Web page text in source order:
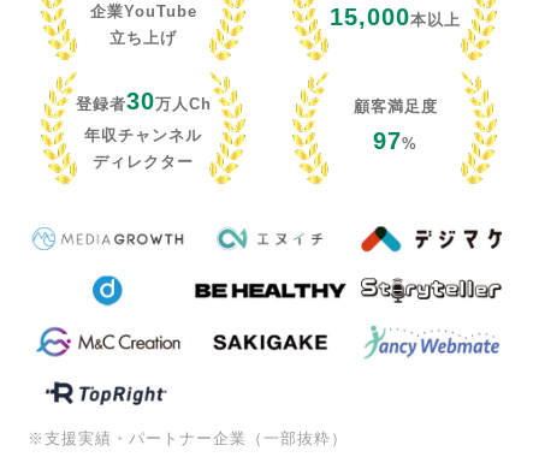
企業YouTube
立ち上げ
15,000本以上
登録者30万人Ch
年収チャンネル
ディレクター
顧客満足度
97%
※支援実績・パートナー企業（一部抜粋）